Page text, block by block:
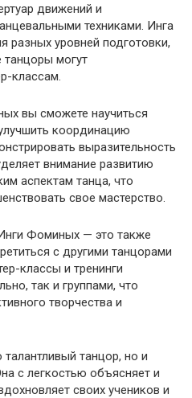
движений и
техниками. Инга
разных уровней подготовки,
могут
классам.
вы сможете научиться
координацию
выразительность
внимание развитию
аспектам танца, что
свое мастерство.
Фоминых — это также
с другими танцорами
классы и тренинги
так и группами, что
творчества и
танцор, но и
с легкостью объясняет и
своих учеников и